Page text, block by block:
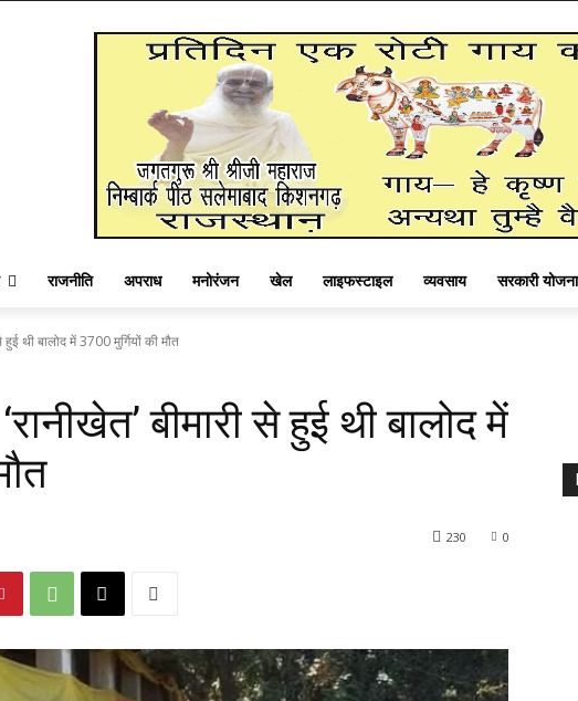
राजनीति अपराध मनोरंजन खेल लाइफस्टाइल व्यवसाय सरकारी
थी बालोद में 3700 मुर्गियों की मौत
बीमारी से हुई थी बालोद में
0
230